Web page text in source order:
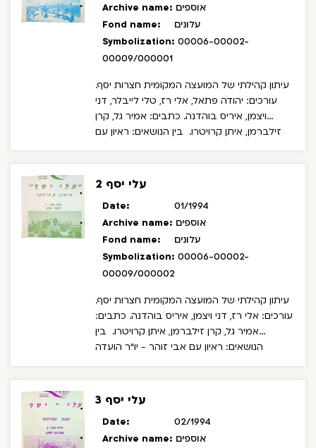
Archive name: אוספים
Fond name:
עלונים
Symbolization: 00006-00002-
00009/000001
עיתון קהילתי של המועצה המקומית חצרות יסף.
עורכים: יהודה פתאל, אלי רז, טלי לייבלר, דני
ויצמן, איריס בוהדנה. כתבים: אמיר גל, קרן
זילברמן, איתן קרויטרו. בין הנושאים: ראיון עם
עלי יסף 2
Date:
01/1994
Archive name: אוספים
Fond name:
עלונים
Symbolization: 00006-00002-
00009/000002
עיתון קהילתי של המועצה המקומית חצרות יסף.
עורכים: אלי רז, דני ויצמן, איריס בוהדנה. כתבים:
אמיר גל, קרן זילברמן, איתן קרויטרו. בין
הנושאים: ראיון עם אבי זוהר - יו"ר הועדה
ומורשת אתיופית, ראיון עם משה פרוים - מפקד
השכונה במשמרד האזרחי, ראיון עם יהודה בן
סימון - דיקן הסטודנטים של מכללת הגליל
המערבי.
עלי יסף 3
Date:
02/1994
Archive name: אוספים